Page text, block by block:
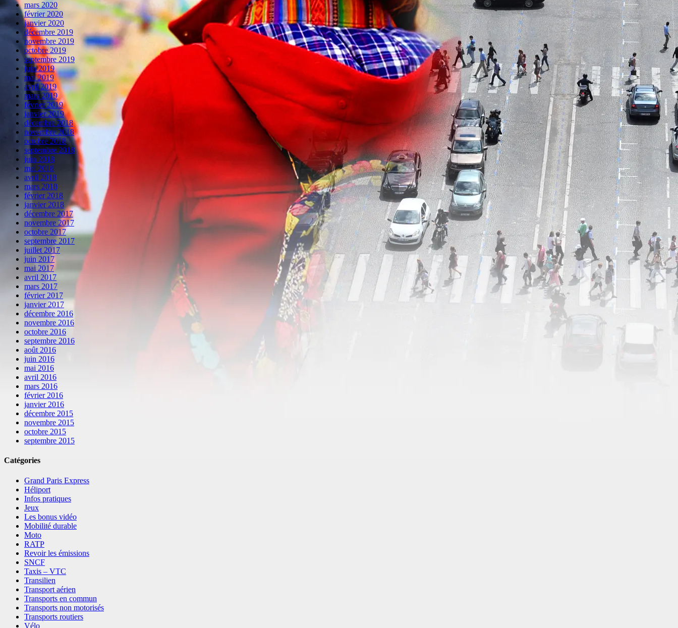
mars 2020
février 2020
janvier 2020
décembre 2019
novembre 2019
octobre 2019
septembre 2019
juin 2019
mai 2019
avril 2019
mars 2019
février 2019
janvier 2019
décembre 2018
novembre 2018
octobre 2018
septembre 2018
juin 2018
mai 2018
avril 2018
mars 2018
février 2018
janvier 2018
décembre 2017
novembre 2017
octobre 2017
septembre 2017
juillet 2017
juin 2017
mai 2017
avril 2017
mars 2017
février 2017
janvier 2017
décembre 2016
novembre 2016
octobre 2016
septembre 2016
août 2016
juin 2016
mai 2016
avril 2016
mars 2016
février 2016
janvier 2016
décembre 2015
novembre 2015
octobre 2015
septembre 2015
Catégories
Grand Paris Express
Héliport
Infos pratiques
Jeux
Les bonus vidéo
Mobilité durable
Moto
RATP
Revoir les émissions
SNCF
Taxis – VTC
Transilien
Transport aérien
Transports en commun
Transports non motorisés
Transports routiers
Vélo